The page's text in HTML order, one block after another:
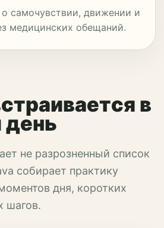
о самочувствии, движении и
медицинских обещаний.
в
не разрозненный список
собирает практику
дня, коротких
шагов.